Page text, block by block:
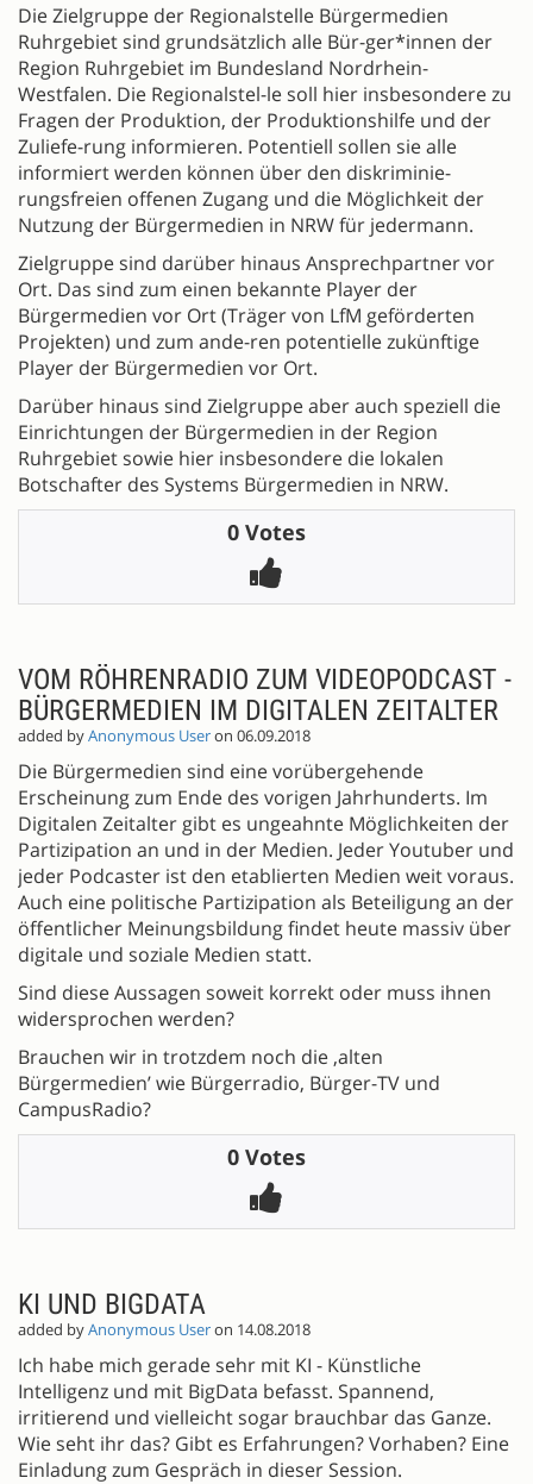
Die Zielgruppe der Regionalstelle Bürgermedien
Ruhrgebiet sind grundsätzlich alle Bür-ger*innen der
Region Ruhrgebiet im Bundesland Nordrhein-
Westfalen. Die Regionalstel-le soll hier insbesondere zu
Fragen der Produktion, der Produktionshilfe und der
Zuliefe-rung informieren. Potentiell sollen sie alle
informiert werden können über den diskriminie-
rungsfreien offenen Zugang und die Möglichkeit der
Nutzung der Bürgermedien in NRW für jedermann.
Zielgruppe sind darüber hinaus Ansprechpartner vor
Ort. Das sind zum einen bekannte Player der
Bürgermedien vor Ort (Träger von LfM geförderten
Projekten) und zum ande-ren potentielle zukünftige
Player der Bürgermedien vor Ort.
Darüber hinaus sind Zielgruppe aber auch speziell die
Einrichtungen der Bürgermedien in der Region
Ruhrgebiet sowie hier insbesondere die lokalen
Botschafter des Systems Bürgermedien in NRW.
0 Votes
VOM RÖHRENRADIO ZUM VIDEOPODCAST -
BÜRGERMEDIEN IM DIGITALEN ZEITALTER
added byAnonymous Useron 06.09.2018
Die Bürgermedien sind eine vorübergehende
Erscheinung zum Ende des vorigen Jahrhunderts. Im
Digitalen Zeitalter gibt es ungeahnte Möglichkeiten der
Partizipation an und in der Medien. Jeder Youtuber und
jeder Podcaster ist den etablierten Medien weit voraus.
Auch eine politische Partizipation als Beteiligung an der
öffentlicher Meinungsbildung findet heute massiv über
digitale und soziale Medien statt.
Sind diese Aussagen soweit korrekt oder muss ihnen
widersprochen werden?
Brauchen wir in trotzdem noch die ‚alten
Bürgermedien’ wie Bürgerradio, Bürger-TV und
CampusRadio?
0 Votes
KI UND BIGDATA
added byAnonymous Useron 14.08.2018
Ich habe mich gerade sehr mit KI - Künstliche
Intelligenz und mit BigData befasst. Spannend,
irritierend und vielleicht sogar brauchbar das Ganze.
Wie seht ihr das? Gibt es Erfahrungen? Vorhaben? Eine
Einladung zum Gespräch in dieser Session.